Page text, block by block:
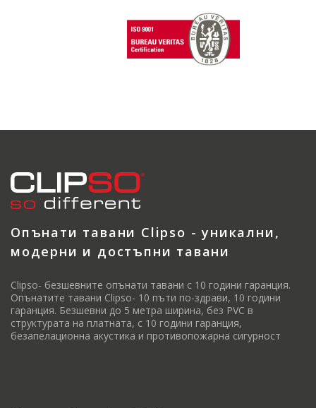
Опънати тавани Clipso - уникални,
модерни и достъпни тавани
Clipso- безшевните опънати тавани с 10 години гаранция.
Опънатите тавани Clipso- 10 пъти по-здрави, 10 години
гаранция. Безшевни до 5 метра ширина, без PVC в
структурата на платната, с 10 години гаранция,
безапелационна акустика и противопожарна сигурност